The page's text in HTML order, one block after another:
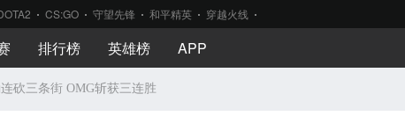
CS:GO 守望先锋 和平精英 穿越火线
排行榜 英雄榜 APP
砍三条街 OMG斩获三连胜